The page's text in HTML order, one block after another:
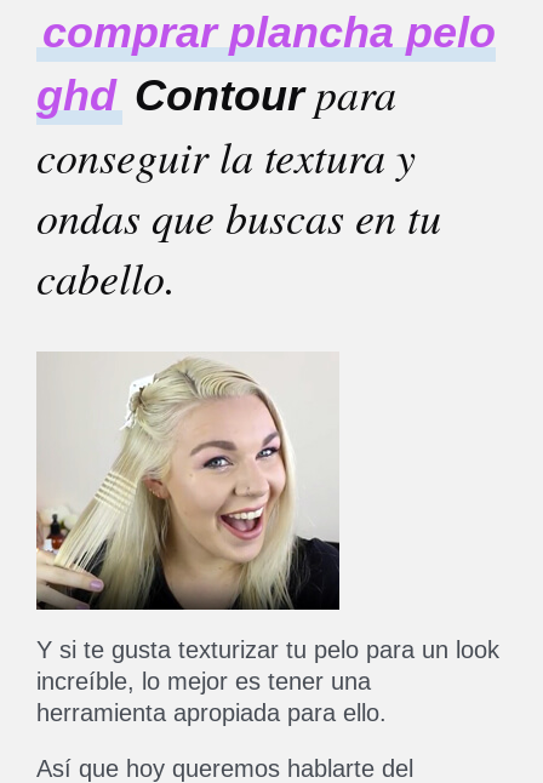
comprar plancha pelo
ghd Contourpara
conseguir la textura y
ondas que buscas en tu
cabello.
Y si te gusta texturizar tu pelo para un look
increíble, lo mejor es tener una
herramienta apropiada para ello.
Así que hoy queremos hablarte del